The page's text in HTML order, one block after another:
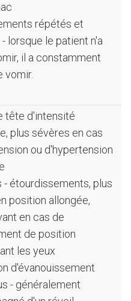
répétés et
lorsque le patient n'a
il a constamment
vomir.
tête d'intensité
plus sévères en cas
ou d'hypertension
- étourdissements, plus
position allongée,
en cas de
de position
les yeux
d'évanouissement
- généralement